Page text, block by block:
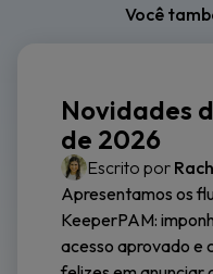
Você
Novidades
de 2026
Escrito por
Apresentamos os
KeeperPAM:
acesso aprovado e